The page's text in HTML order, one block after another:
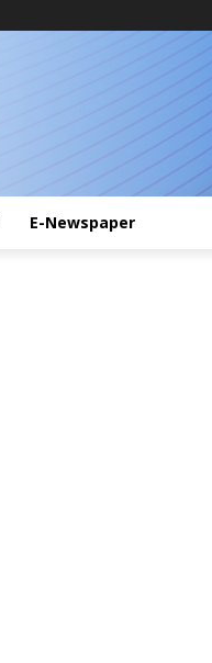
E-Newspaper